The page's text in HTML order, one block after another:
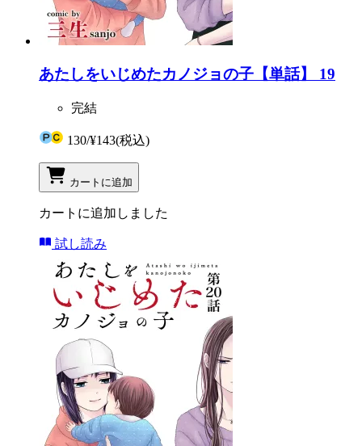
あたしをいじめたカノジョの子【単話】 19
完結
130/¥143(税込)
カートに追加
カートに追加しました
試し読み